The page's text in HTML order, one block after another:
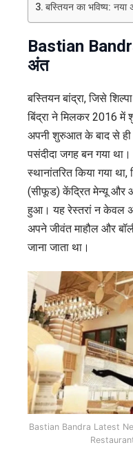
बस्तियन का भविष्य: नया
Bastian
अंत
बस्तियन बांद्रा, जिसे
बिंद्रा ने मिलकर 2016 में
अपनी शुरुआत के बाद से ही
पसंदीदा जगह बन गया
स्थानांतरित किया गया
(सीफूड) केंद्रित मेन्यू और
हुआ। यह रेस्तरां न केवल
अपने जीवंत माहौल और
जाना जाता था।
Bastian Bandra Latest